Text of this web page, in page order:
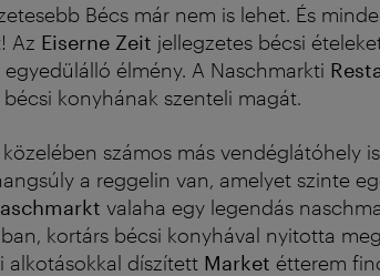
Bécs már nem is lehet. És
Az Eiserne Zeit jellegzetes bécsi
élmény. A Naschmarkti
konyhának szenteli magát.
számos más vendéglátóhely
a reggelin van, amelyet szinte
valaha egy legendás
kortárs bécsi konyhával nyitotta
alkotásokkal díszített Market étterem